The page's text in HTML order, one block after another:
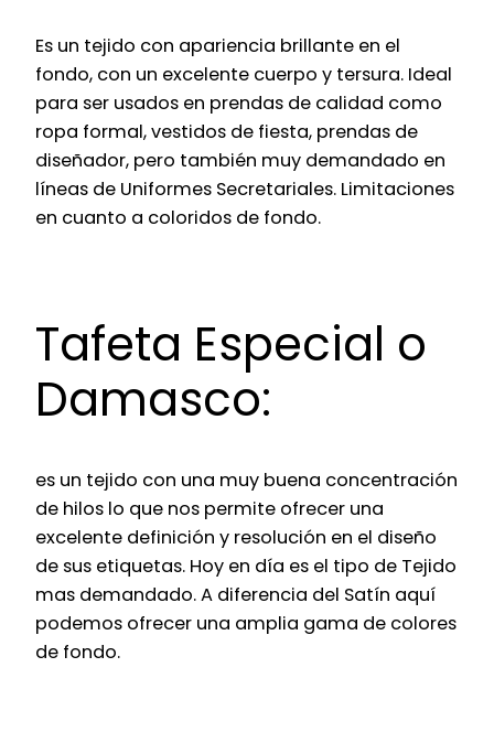
Es un tejido con apariencia brillante en el
fondo, con un excelente cuerpo y tersura. Ideal
para ser usados en prendas de calidad como
ropa formal, vestidos de fiesta, prendas de
diseñador, pero también muy demandado en
líneas de Uniformes Secretariales. Limitaciones
en cuanto a coloridos de fondo.
Tafeta Especial o
Damasco:
es un tejido con una muy buena concentración
de hilos lo que nos permite ofrecer una
excelente definición y resolución en el diseño
de sus etiquetas. Hoy en día es el tipo de Tejido
mas demandado. A diferencia del Satín aquí
podemos ofrecer una amplia gama de colores
de fondo.